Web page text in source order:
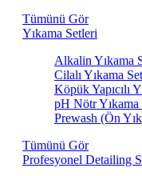
Tümünü Gör
Yıkama Setleri
Alkalin Yıkama
Cilalı Yıkama
Köpük Yapıcılı
pH Nötr Yıkama
Prewash (Ön
Tümünü Gör
Profesyonel Detailing